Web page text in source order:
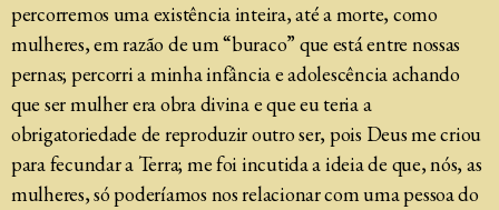
percorremos uma existência inteira, até a morte, como
mulheres, em razão de um “buraco” que está entre nossas
pernas; percorri a minha infância e adolescência achando
que ser mulher era obra divina e que eu teria a
obrigatoriedade de reproduzir outro ser, pois Deus me criou
para fecundar a Terra; me foi incutida a ideia de que, nós, as
mulheres, só poderíamos nos relacionar com uma pessoa do